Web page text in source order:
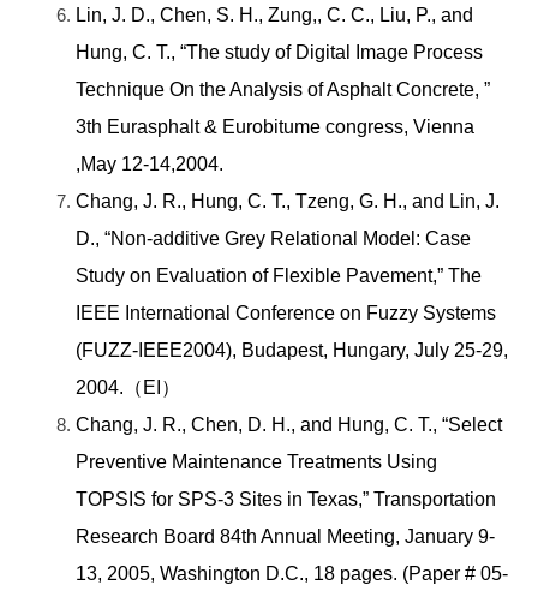
Lin, J. D., Chen, S. H., Zung,, C. C., Liu, P., and
Hung, C. T., “The study of Digital Image Process
Technique On the Analysis of Asphalt Concrete, ”
3th Eurasphalt & Eurobitume congress, Vienna
,May 12-14,2004.
Chang, J. R., Hung, C. T., Tzeng, G. H., and Lin, J.
D., “Non-additive Grey Relational Model: Case
Study on Evaluation of Flexible Pavement,” The
IEEE International Conference on Fuzzy Systems
(FUZZ-IEEE2004), Budapest, Hungary, July 25-29,
2004.（EI）
Chang, J. R., Chen, D. H., and Hung, C. T., “Select
Preventive Maintenance Treatments Using
TOPSIS for SPS-3 Sites in Texas,” Transportation
Research Board 84th Annual Meeting, January 9-
13, 2005, Washington D.C., 18 pages. (Paper # 05-